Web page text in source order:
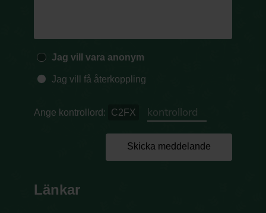
Jag vill vara anonym
Jag vill få återkoppling
Ange kontrollord: C2FX
Skicka meddelande
Länkar